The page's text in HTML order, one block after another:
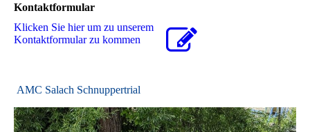
Kontaktformular
Klicken Sie hier um zu unserem
Kon­takt­for­mu­lar zu kommen
AMC Salach Schnuppertrial